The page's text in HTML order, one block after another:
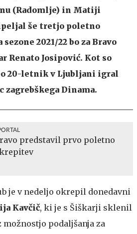
(Radomlje) in Matiji
še tretjo poletno
2021/22 bo za Bravo
Renato Josipović. Kot so
20-letnik v Ljubljani igral
Dinama.
predstavil prvo poletno
je v nedeljo okrepil donedavni
Kavčič, ki je s Šiškarji sklenil
možnostjo podaljšanja za